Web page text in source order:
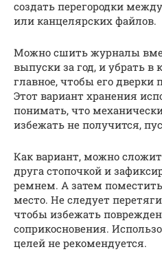
создать перегородки
или канцелярских файлов.
Можно сшить журналы
выпуски за год, и убрать
главное, чтобы его дверки
Этот вариант хранения
понимать, что
избежать не получится,
Как вариант, можно
друга стопочкой и
ремнем. А затем
место. Не следует
чтобы избежать
соприкосновения.
целей не рекомендуется.